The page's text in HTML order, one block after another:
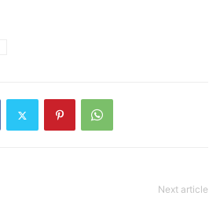
Next article